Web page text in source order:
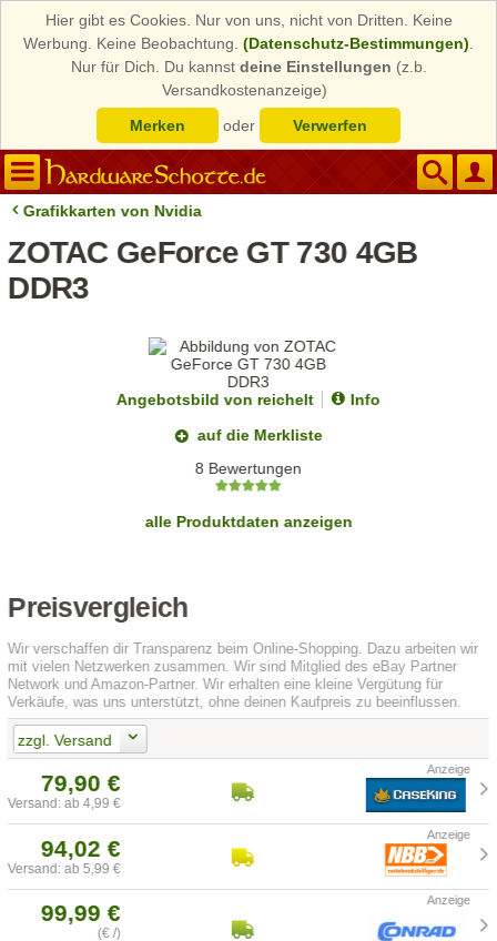
Hier gibt es Cookies. Nur von uns, nicht von Dritten. Keine
Werbung. Keine Beobachtung. (Datenschutz-Bestimmungen)
Nur für Dich. Du kannst deine Einstellungen (z.b.
Versandkostenanzeige)
Merken
oder Verwerfen
Grafikkarten von Nvidia
ZOTAC GeForce GT 730 4GB
DDR3
Angebotsbild von reichelt
Info
auf die Merkliste
8 Bewertungen
alle Produktdaten anzeigen
Preisvergleich
Wir verschaffen dir Transparenz beim Online-Shopping. Dazu arbeiten wir
mit vielen Netzwerken zusammen. Wir sind Mitglied des eBay Partner
Network und Amazon-Partner. Wir erhalten eine kleine Vergütung für
Verkäufe, was uns unterstützt, ohne deinen Kaufpreis zu beeinflussen.
zzgl. Versand
79,90 €
Versand: ab 4,99 €
94,02 €
Versand: ab 5,99 €
99,99 €
(€ /)